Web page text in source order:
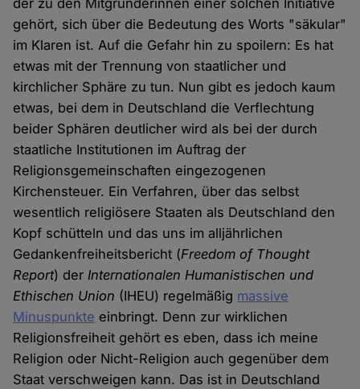
der zu den Mitgründerinnen einer solchen Initiative
gehört, sich über die Bedeutung des Worts "säkular"
im Klaren ist. Auf die Gefahr hin zu spoilern: Es hat
etwas mit der Trennung von staatlicher und
kirchlicher Sphäre zu tun. Nun gibt es jedoch kaum
etwas, bei dem in Deutschland die Verflechtung
beider Sphären deutlicher wird als bei der durch
staatliche Institutionen im Auftrag der
Religionsgemeinschaften eingezogenen
Kirchensteuer. Ein Verfahren, über das selbst
wesentlich religiösere Staaten als Deutschland den
Kopf schütteln und das uns im alljährlichen
Gedankenfreiheitsbericht (Freedom of Thought
Report) derInternationalen Humanistischen und
Ethischen Union (IHEU) regelmäßig massive
Minuspunkte einbringt. Denn zur wirklichen
Religionsfreiheit gehört es eben, dass ich meine
Religion oder Nicht-Religion auch gegenüber dem
Staat verschweigen kann. Das ist in Deutschland